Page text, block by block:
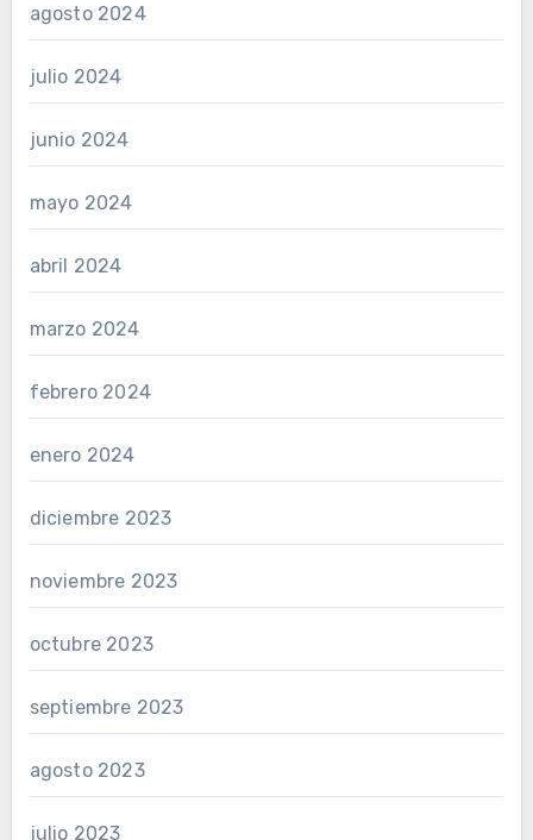
agosto 2024
julio 2024
junio 2024
mayo 2024
abril 2024
marzo 2024
febrero 2024
enero 2024
diciembre 2023
noviembre 2023
octubre 2023
septiembre 2023
agosto 2023
julio 2023